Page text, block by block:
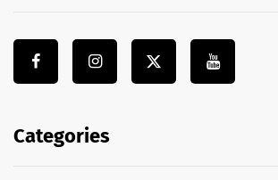
Categories